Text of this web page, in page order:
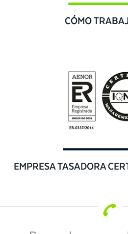
CÓMO
EMPRESA TASADORA